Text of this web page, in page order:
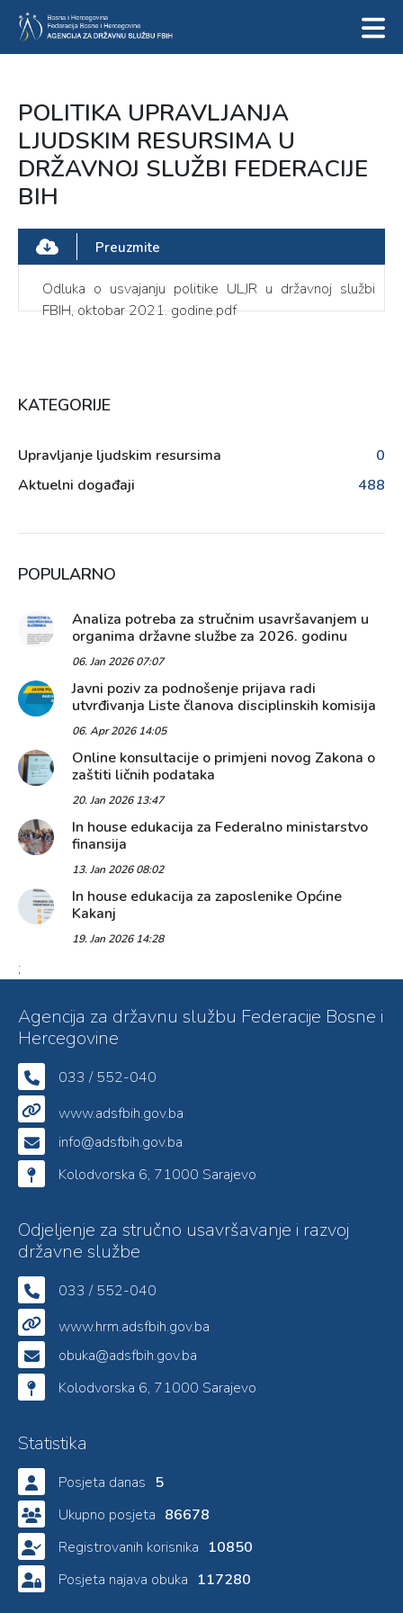
POLITIKA UPRAVLJANJA
LJUDSKIM RESURSIMA U
DRŽAVNOJ SLUŽBI FEDERACIJE
BIH
Preuzmite
Odluka o usvajanju politike ULJR u državnoj službi
FBIH, oktobar 2021. godine.pdf
KATEGORIJE
Upravljanje ljudskim resursima
0
Aktuelni događaji
488
POPULARNO
Analiza potreba za stručnim usavršavanjem u
organima državne službe za 2026. godinu
06. Jan 2026 07:07
Javni poziv za podnošenje prijava radi
utvrđivanja Liste članova disciplinskih komisija
06. Apr 2026 14:05
Online konsultacije o primjeni novog Zakona o
zaštiti ličnih podataka
20. Jan 2026 13:47
In house edukacija za Federalno ministarstvo
finansija
13. Jan 2026 08:02
In house edukacija za zaposlenike Općine
Kakanj
19. Jan 2026 14:28
;
Agencija za državnu službu Federacije Bosne i
Hercegovine
033 / 552-040
www.adsfbih.gov.ba
info@adsfbih.gov.ba
Kolodvorska 6, 71000 Sarajevo
Odjeljenje za stručno usavršavanje i razvoj
državne službe
033 / 552-040
www.hrm.adsfbih.gov.ba
obuka@adsfbih.gov.ba
Kolodvorska 6, 71000 Sarajevo
Statistika
Posjeta danas 5
Ukupno posjeta 86678
Registrovanih korisnika 10850
Posjeta najava obuka 117280